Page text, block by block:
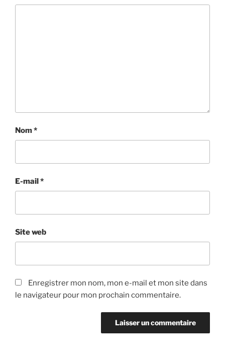
Nom*
E-mail*
Site web
Enregistrer mon nom, mon e-mail et mon site dans
le navigateur pour mon prochain commentaire.